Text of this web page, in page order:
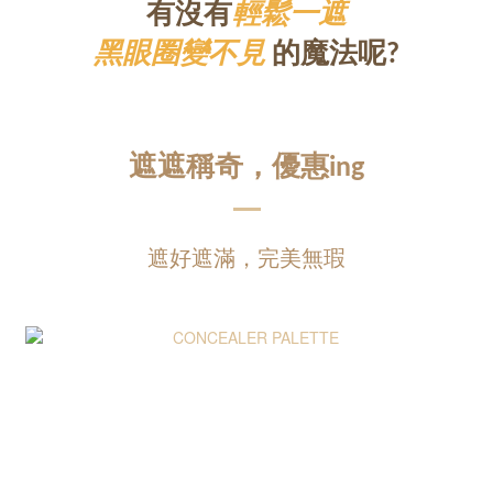
有沒有輕鬆一遮
黑眼圈變不見 的魔法呢?
遮遮稱奇，優惠ing
遮好遮滿，完美無瑕